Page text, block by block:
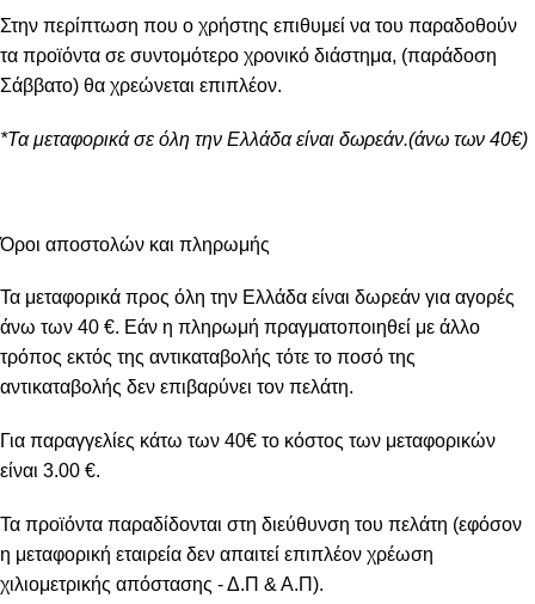
Στην περίπτωση που ο χρήστης επιθυμεί να του παραδοθούν
τα προϊόντα σε συντομότερο χρονικό διάστημα, (παράδοση
Σάββατο) θα χρεώνεται επιπλέον.
*Τα μεταφορικά σε όλη την Ελλάδα είναι δωρεάν.(άνω των 40€)
Όροι αποστολών και πληρωμής
Τα μεταφορικά προς όλη την Ελλάδα είναι δωρεάν για αγορές
άνω των 40 €. Εάν η πληρωμή πραγματοποιηθεί με άλλο
τρόπος εκτός της αντικαταβολής τότε το ποσό της
αντικαταβολής δεν επιβαρύνει τον πελάτη.
Για παραγγελίες κάτω των 40€ το κόστος των μεταφορικών
είναι 3.00 €.
Τα προϊόντα παραδίδονται στη διεύθυνση του πελάτη (εφόσον
η μεταφορική εταιρεία δεν απαιτεί επιπλέον χρέωση
χιλιομετρικής απόστασης - Δ.Π & Α.Π).